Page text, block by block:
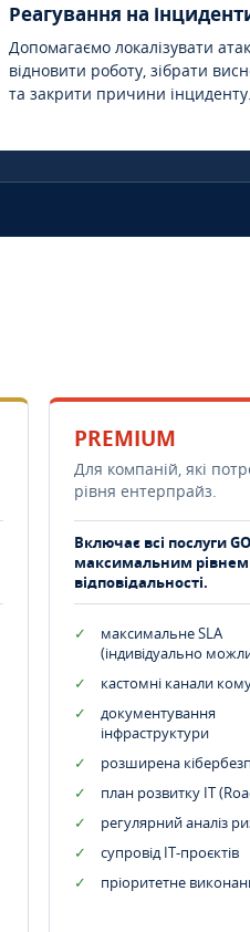
Реагування на
Допомагаємо локалізувати
відновити роботу, зібрати
та закрити причини інциденту.
PREMIUM
Для компаній, які
рівня ентерпрайз.
Включає всі послуги
максимальним рівнем
відповідальності.
максимальне SLA
(індивідуально
кастомні канали
документування
інфраструктури
розширена
план розвитку IT
регулярний аналіз
супровід ІТ-проєктів
пріоритетне